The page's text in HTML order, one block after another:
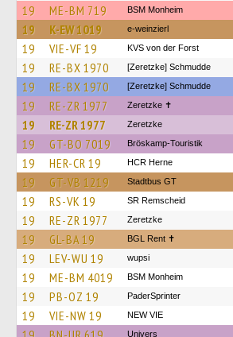
19 ME-BM 719 BSM Monheim
19 K-EW 1019 e-weinzierl
19 VIE-VF 19 KVS von der Forst
19 RE-BX 1970 [Zeretzke] Schmudde
19 RE-BX 1970 [Zeretzke] Schmudde
19 RE-ZR 1977 Zeretzke ✝
19 RE-ZR 1977 Zeretzke
19 GT-BO 7019 Bröskamp-Touristik
19 HER-CR 19 HCR Herne
19 GT-VB 1219 Stadtbus GT
19 RS-VK 19 SR Remscheid
19 RE-ZR 1977 Zeretzke
19 GL-BA 19 BGL Rent ✝︎
19 LEV-WU 19 wupsi
19 ME-BM 4019 BSM Monheim
19 PB-OZ 19 PaderSprinter
19 VIE-NW 19 NEW VIE
Univers